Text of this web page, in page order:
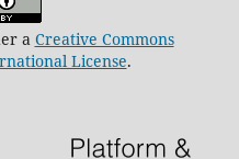
a Creative Commons
License.